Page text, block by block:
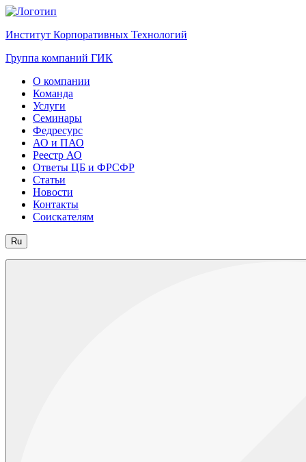
Институт Корпоративных Технологий
Группа компаний ГИК
О компании
Команда
Услуги
Семинары
Федресурс
АО и ПАО
Реестр АО
Ответы ЦБ и ФРСФР
Статьи
Новости
Контакты
Соискателям
Ru